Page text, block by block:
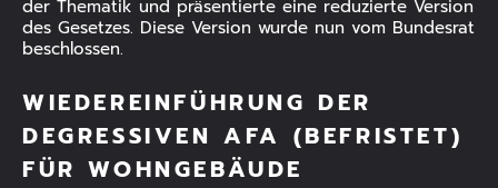
der Thematik und präsentierte eine reduzierte Version
des Gesetzes. Diese Version wurde nun vom Bundesrat
beschlossen.
WIEDEREINFÜHRUNG DER
DEGRESSIVEN AFA (BEFRISTET)
FÜR WOHNGEBÄUDE